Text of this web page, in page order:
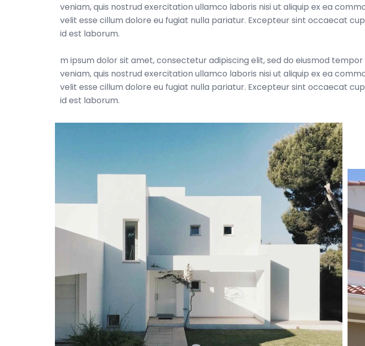
veniam, quis nostrud exercitation ullamco laboris nisi ut aliquip ex ea
velit esse cillum dolore eu fugiat nulla pariatur. Excepteur sint occaecat
id est laborum.
m ipsum dolor sit amet, consectetur adipiscing elit, sed do eiusmod
veniam, quis nostrud exercitation ullamco laboris nisi ut aliquip ex ea
velit esse cillum dolore eu fugiat nulla pariatur. Excepteur sint occaecat
id est laborum.